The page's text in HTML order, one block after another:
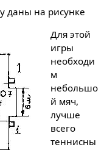
даны на рисунке
Для этой
игры
необходи
м
небольшо
й мяч,
лучше
всего
теннисны